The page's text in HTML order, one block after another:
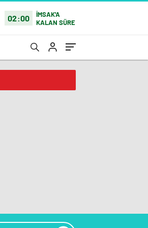
02:00
İMSAK'A
KALAN SÜRE